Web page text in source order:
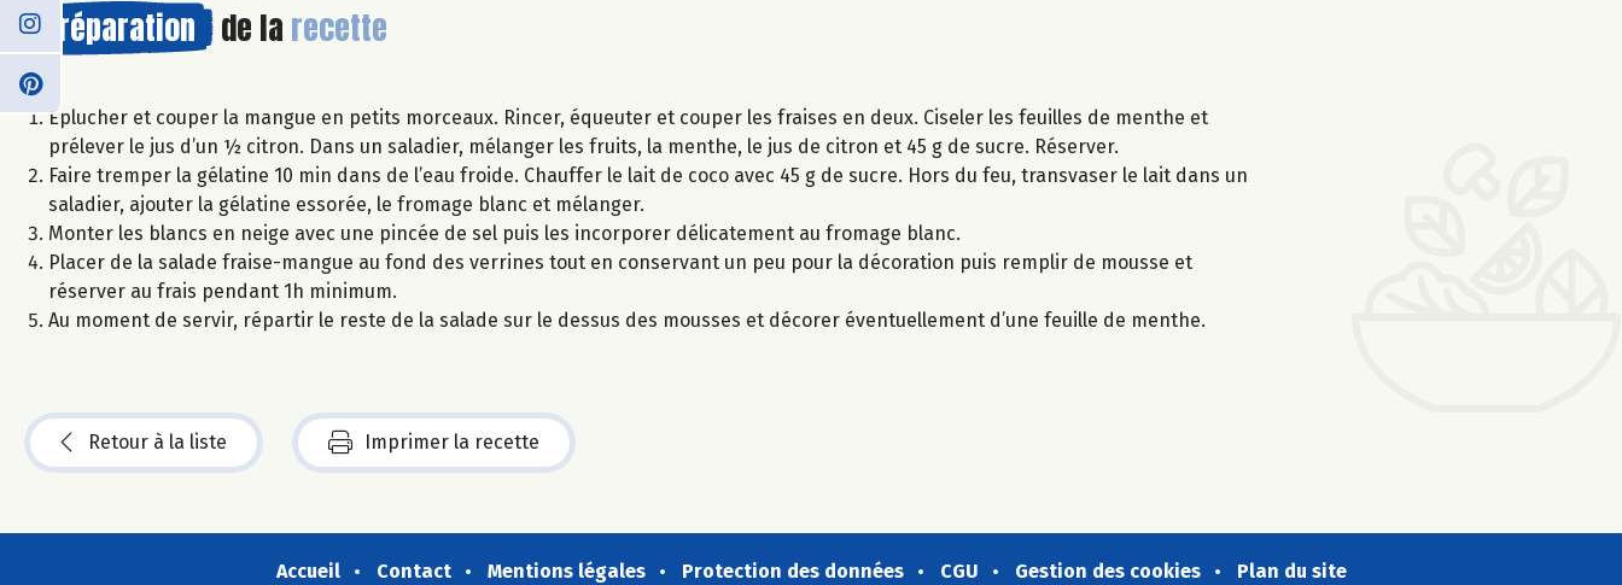
Préparation de la recette
Eplucher et couper la mangue en petits morceaux. Rincer, équeuter et couper les fraises en deux. Ciseler les feuilles de menthe et
prélever le jus d’un ½ citron. Dans un saladier, mélanger les fruits, la menthe, le jus de citron et 45 g de sucre. Réserver.
Faire tremper la gélatine 10 min dans de l’eau froide. Chauffer le lait de coco avec 45 g de sucre. Hors du feu, transvaser le lait dans un
saladier, ajouter la gélatine essorée, le fromage blanc et mélanger.
Monter les blancs en neige avec une pincée de sel puis les incorporer délicatement au fromage blanc.
Placer de la salade fraise-mangue au fond des verrines tout en conservant un peu pour la décoration puis remplir de mousse et
réserver au frais pendant 1h minimum.
Au moment de servir, répartir le reste de la salade sur le dessus des mousses et décorer éventuellement d’une feuille de menthe.
Retour à la liste Imprimer la recette
Accueil Contact Mentions légales Protection des données CGU Gestion des cookies Plan du site